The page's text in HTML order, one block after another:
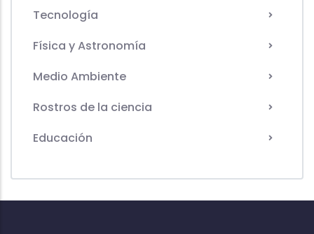
Tecnología
Física y Astronomía
Medio Ambiente
Rostros de la ciencia
Educación